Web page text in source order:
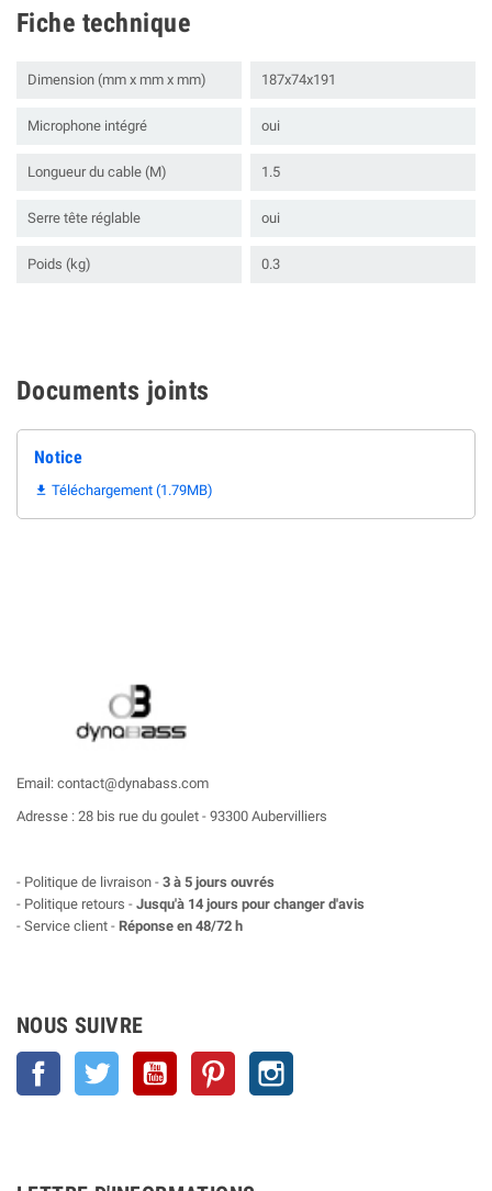
Fiche technique
Dimension (mm x mm x mm) 187x74x191
Microphone intégré oui
Longueur du cable (M) 1.5
Serre tête réglable oui
Poids (kg) 0.3
Documents joints
Notice
 Téléchargement (1.79MB)
Email: contact@dynabass.com
Adresse : 28 bis rue du goulet - 93300 Aubervilliers
- Politique de livraison - 3 à 5 jours ouvrés
- Politique retours - Jusqu'à 14 jours pour changer d'avis
- Service client - Réponse en 48/72 h
NOUS SUIVRE
Facebook Twitter YouTube Pinterest